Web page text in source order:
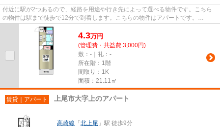
付近に駅が2つあるので、経路を用途や行き先によって選べる物件です。こちら
の物件は駅まで徒歩で12分で到着します。こちらの物件はアパートです。
VERUSまでのお問い合わせなら、03-69...
4.3万円
(管理費・共益費 3,000円)
敷：-｜礼：-
所在階：1階
間取り：1K
面積：21.11㎡
賃貸｜アパート 上尾市大字上のアパート
高崎線 「 北上尾 」駅 徒歩9分